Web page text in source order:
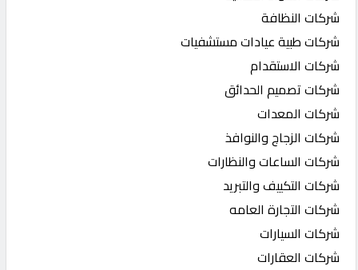
شركات النظافة
شركات طبية عيادات مستشفيات
شركات الاستقدام
شركات تصميم الحدائق
شركات المعدات
شركات الزجاج والنوافذ
شركات الساعات والنظارات
شركات التكييف والتبريد
شركات التجارة العامه
شركات السيارات
شركات العقارات